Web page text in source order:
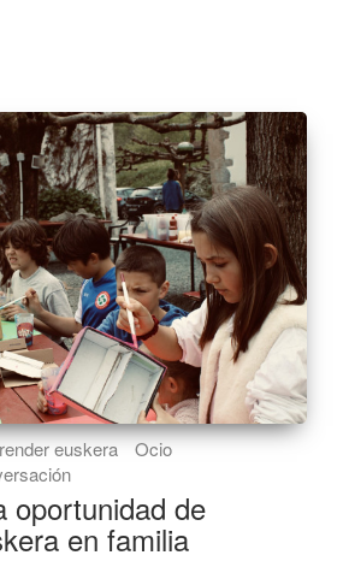
euskera
Ocio
oportunidad de
en familia